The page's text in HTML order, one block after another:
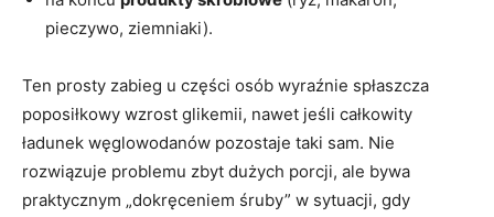
pieczywo, ziemniaki).
Ten prosty zabieg u części osób wyraźnie spłaszcza
poposiłkowy wzrost glikemii, nawet jeśli całkowity
ładunek węglowodanów pozostaje taki sam. Nie
rozwiązuje problemu zbyt dużych porcji, ale bywa
praktycznym „dokręceniem śruby” w sytuacji, gdy